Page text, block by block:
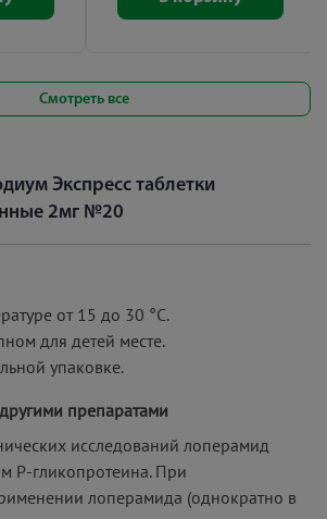
Смотреть все
Экспресс таблетки
2мг №20
от 15 до 30 °С.
для детей месте.
упаковке.
препаратами
исследований лоперамид
P-гликопротеина. При
лоперамида (однократно в